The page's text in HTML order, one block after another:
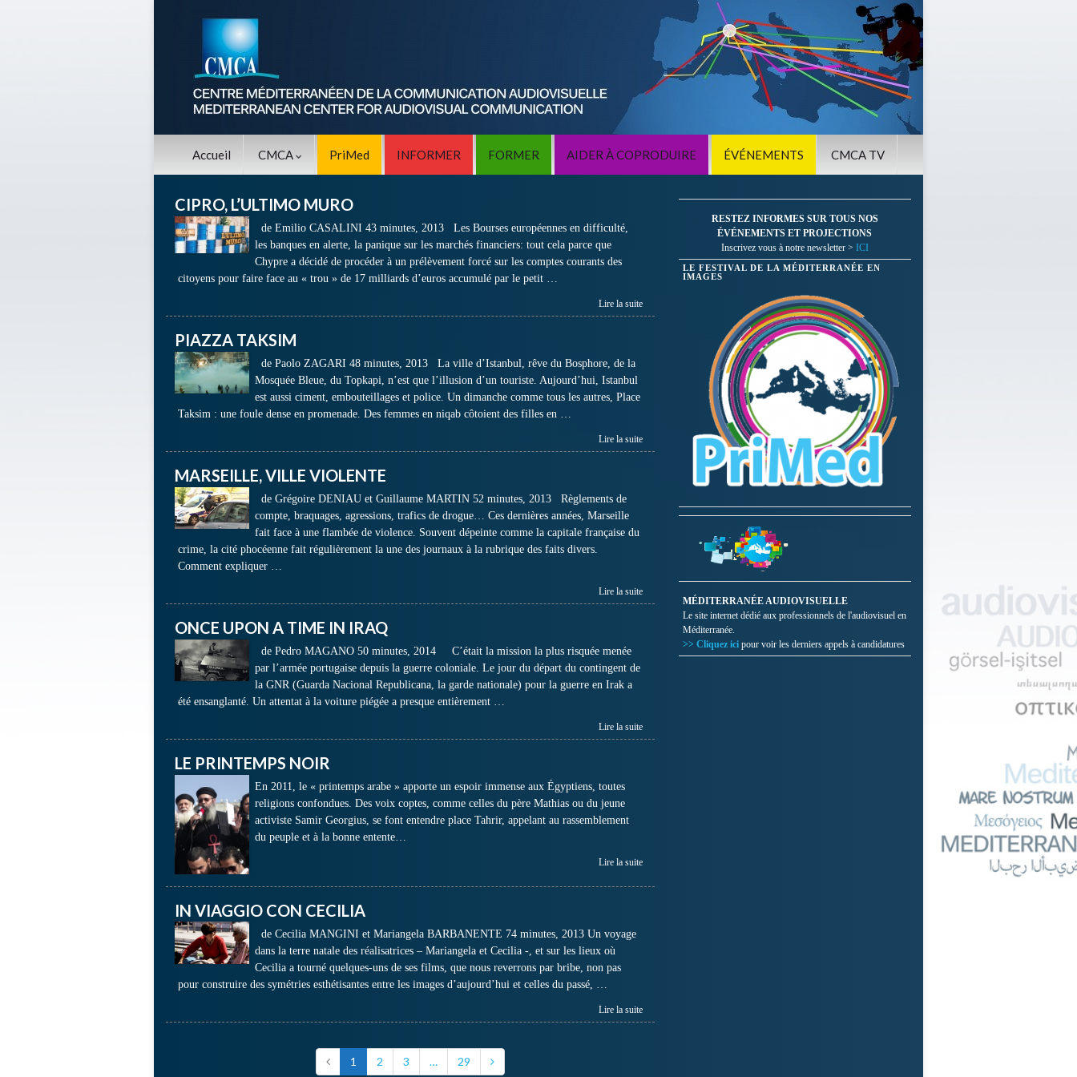
Accueil CMCA PriMed INFORMER FORMER AIDER À COPRODUIRE ÉVÉNEMENTS CMCA TV
CIPRO, L’ULTIMO MURO
de Emilio CASALINI 43 minutes, 2013 Les Bourses européennes en difficulté,
les banques en alerte, la panique sur les marchés financiers: tout cela parce que
Chypre a décidé de procéder à un prélèvement forcé sur les comptes courants des
citoyens pour faire face au « trou » de 17 milliards d’euros accumulé par le petit …
Lire la suite
PIAZZA TAKSIM
de Paolo ZAGARI 48 minutes, 2013 La ville d’Istanbul, rêve du Bosphore, de la
Mosquée Bleue, du Topkapi, n’est que l’illusion d’un touriste. Aujourd’hui, Istanbul
est aussi ciment, embouteillages et police. Un dimanche comme tous les autres, Place
Taksim : une foule dense en promenade. Des femmes en niqab côtoient des filles en …
Lire la suite
MARSEILLE, VILLE VIOLENTE
de Grégoire DENIAU et Guillaume MARTIN 52 minutes, 2013 Règlements de
compte, braquages, agressions, trafics de drogue… Ces dernières années, Marseille
fait face à une flambée de violence. Souvent dépeinte comme la capitale française du
crime, la cité phocéenne fait régulièrement la une des journaux à la rubrique des faits divers.
Comment expliquer …
Lire la suite
ONCE UPON A TIME IN IRAQ
de Pedro MAGANO 50 minutes, 2014 C’était la mission la plus risquée menée
par l’armée portugaise depuis la guerre coloniale. Le jour du départ du contingent de
la GNR (Guarda Nacional Republicana, la garde nationale) pour la guerre en Irak a
été ensanglanté. Un attentat à la voiture piégée a presque entièrement …
Lire la suite
LE PRINTEMPS NOIR
En 2011, le « printemps arabe » apporte un espoir immense aux Égyptiens, toutes
religions confondues. Des voix coptes, comme celles du père Mathias ou du jeune
activiste Samir Georgius, se font entendre place Tahrir, appelant au rassemblement
du peuple et à la bonne entente…
Lire la suite
IN VIAGGIO CON CECILIA
de Cecilia MANGINI et Mariangela BARBANENTE 74 minutes, 2013 Un voyage
dans la terre natale des réalisatrices – Mariangela et Cecilia -, et sur les lieux où
Cecilia a tourné quelques-uns de ses films, que nous reverrons par bribe, non pas
pour construire des symétries esthétisantes entre les images d’aujourd’hui et celles du passé, …
Lire la suite
1 2 3 … 29
RESTEZ INFORMES SUR TOUS NOS
ÉVÉNEMENTS ET PROJECTIONS
Inscrivez vous à notre newsletter > ICI
LE FESTIVAL DE LA MÉDITERRANÉE EN
IMAGES
MÉDITERRANÉE AUDIOVISUELLE
Le site internet dédié aux professionnels de l'audiovisuel en
Méditerranée.
>> Cliquez ici pour voir les derniers appels à candidatures